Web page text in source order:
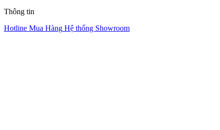
Thông tin
Hotline Mua Hàng Hệ thống Showroom